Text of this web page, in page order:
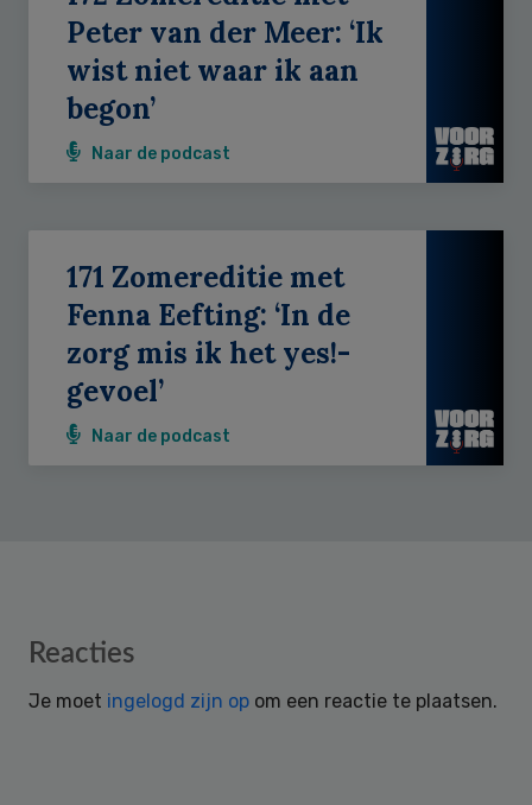
Peter van der Meer: ‘Ik
wist niet waar ik aan
begon’
Naar de podcast
171 Zomereditie met
Fenna Eefting: ‘In de
zorg mis ik het yes!-
gevoel’
Naar de podcast
Reader
Reacties
Je moet ingelogd zijn op om een reactie te plaatsen.